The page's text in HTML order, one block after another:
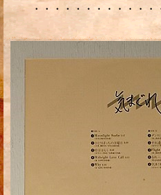
・・・・・・・・・・・・・